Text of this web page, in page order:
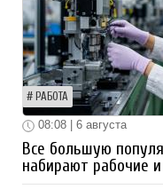
РАБОТА
08:08 | 6 августа
Все большую
набирают рабочие